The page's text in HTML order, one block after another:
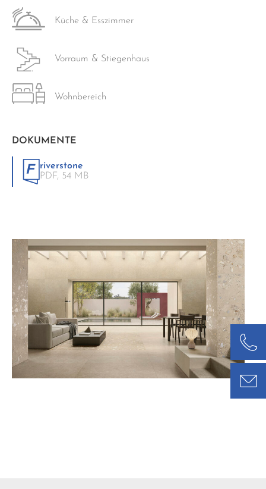
Küche & Esszimmer
Vorraum & Stiegenhaus
Wohnbereich
DOKUMENTE
riverstone
PDF, 54 MB